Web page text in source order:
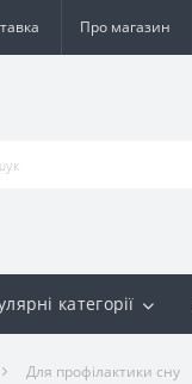
Про магазин
категорії
Для профілактики сну